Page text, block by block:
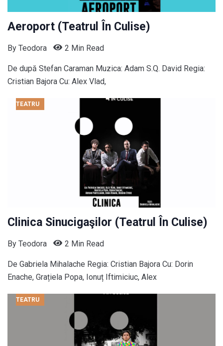
Aeroport (Teatrul În Culise)
By Teodora 2 Min Read
De după Stefan Caraman Muzica: Adam S.Q. David Regia:
Cristian Bajora Cu: Alex Vlad,
TEATRU
Clinica Sinucigaşilor (Teatrul În Culise)
By Teodora 2 Min Read
De Gabriela Mihalache Regia: Cristian Bajora Cu: Dorin
Enache, Grațiela Popa, Ionuț Iftimiciuc, Alex
TEATRU